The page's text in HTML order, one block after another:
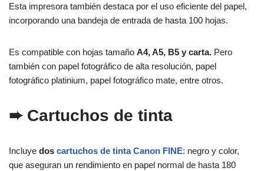
Esta impresora también destaca por el uso eficiente del papel,
incorporando una bandeja de entrada de hasta 100 hojas.
Es compatible con hojas tamaño A4, A5, B5 y carta. Pero
también con papel fotográfico de alta resolución, papel
fotográfico platinium, papel fotográfico mate, entre otros.
➨ Cartuchos de tinta
Incluye dos cartuchos de tinta Canon FINE: negro y color,
que aseguran un rendimiento en papel normal de hasta 180